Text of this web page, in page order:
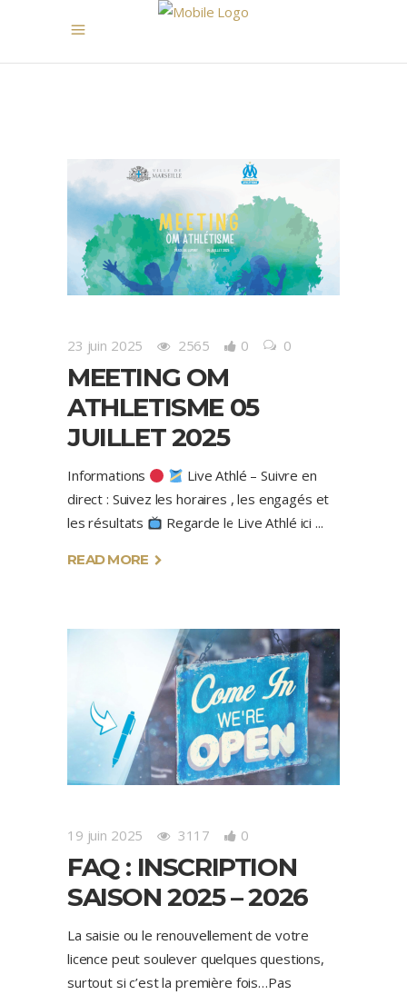
23 juin 2025 2565 0 0
MEETING OM
ATHLETISME 05
JUILLET 2025
Informations
Live Athlé – Suivre en
direct : Suivez les horaires , les engagés et
les résultats
Regarde le Live Athlé ici
READ MORE
19 juin 2025 3117 0
FAQ : INSCRIPTION
SAISON 2025 – 2026
La saisie ou le renouvellement de votre
licence peut soulever quelques questions,
surtout si c’est la première fois…Pas